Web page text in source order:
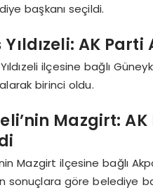
başkanı seçildi.
Yıldızeli: AK
Yıldızeli ilçesine bağlı
birinci oldu.
Mazgirt:
Mazgirt ilçesine bağlı
sonuçlara göre belediye